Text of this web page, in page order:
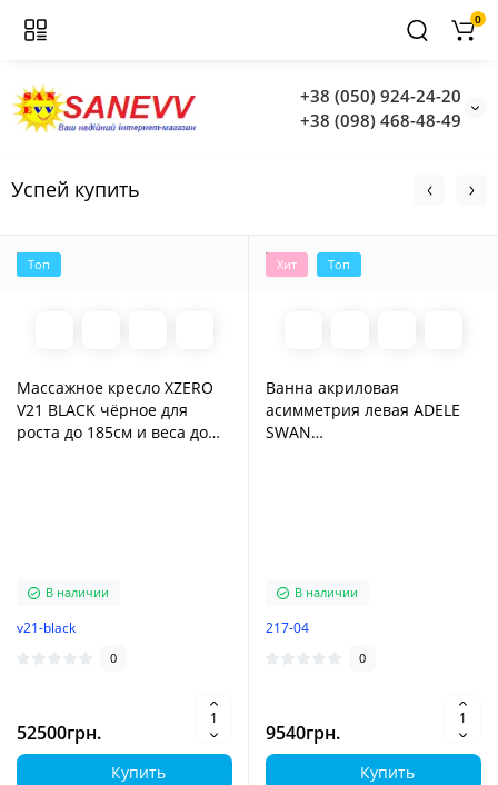
+38 (050) 924-24-20
+38 (098) 468-48-49
0
Успей купить
Топ
Массажное кресло XZERO
V21 BLACK чёрное для
роста до 185см и веса до
В наличии
v21-black
0
52500грн.
Купить
Хит Топ
Ванна акриловая
асимметрия левая ADELE
SWAN
В наличии
217-04
0
9540грн.
Купить